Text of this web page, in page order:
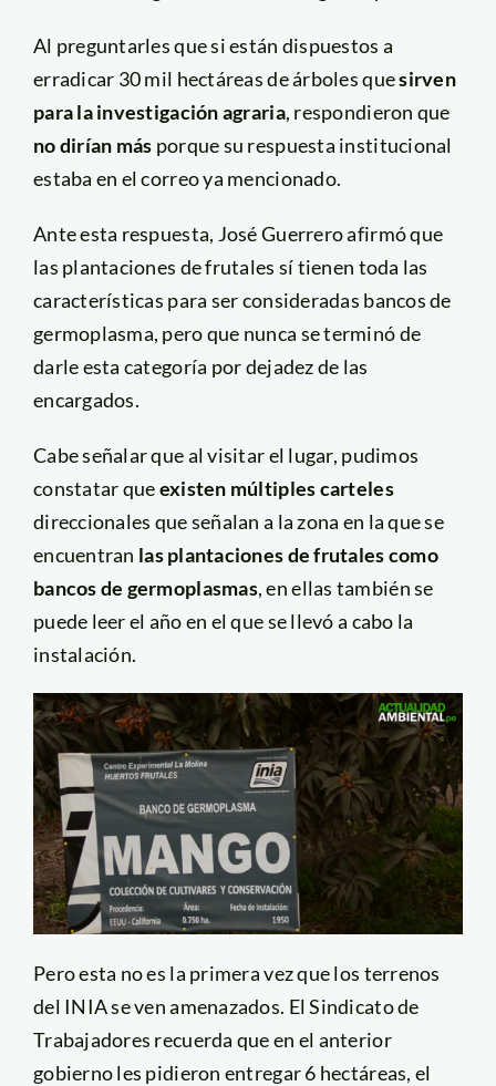
Al preguntarles que si están dispuestos a
erradicar 30 mil hectáreas de árboles quesirven
para la investigación agraria, respondieron que
no dirían más porque su respuesta institucional
estaba en el correo ya mencionado.
Ante esta respuesta, José Guerrero afirmó que
las plantaciones de frutales sí tienen toda las
características para ser consideradas bancos de
germoplasma, pero que nunca se terminó de
darle esta categoría por dejadez de las
encargados.
Cabe señalar que al visitar el lugar, pudimos
constatar queexisten múltiples carteles
direccionales que señalan a la zona en la que se
encuentran las plantaciones de frutales como
bancos de germoplasmas, en ellas también se
puede leer el año en el que se llevó a cabo la
instalación.
Pero esta no es la primera vez que los terrenos
del INIA se ven amenazados. El Sindicato de
Trabajadores recuerda que en el anterior
gobierno les pidieron entregar 6 hectáreas, el